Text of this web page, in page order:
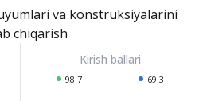
va konstruksiyalarini
chiqarish
98.7 69.3